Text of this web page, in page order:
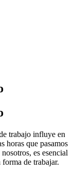
trabajo influye en
horas que pasamos
es esencial
forma de trabajar.